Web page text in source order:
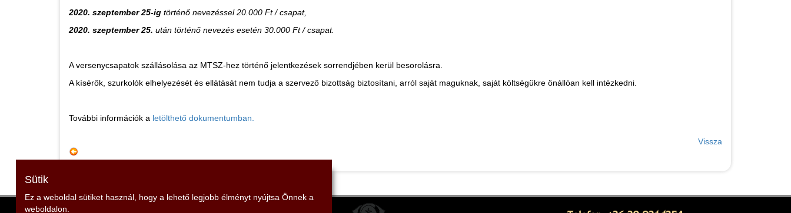
2020. szeptember25-ig történő nevezéssel 20.000 Ft / csapat,
2020. szeptember 25. után történő nevezés esetén 30.000 Ft / csapat.
A versenycsapatok szállásolása az MTSZ-hez történő jelentkezések sorrendjében kerül besorolásra.
A kísérők, szurkolók elhelyezését és ellátását nem tudja a szervező bizottság biztosítani, arról saját maguknak, saját költségükre önállóan kell intézkedni.
További információk a letölthető dokumentumban.
Vissza
Sütik
Ez a weboldal sütiket használ, hogy a lehető legjobb élményt nyújtsa Önnek a
weboldalon.